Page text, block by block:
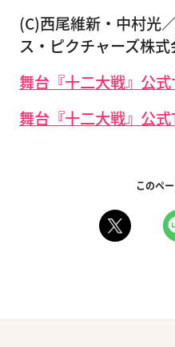
(C)西尾維新・中村光
ス・ピクチャーズ株
舞台『十二大戦』公式
舞台『十二大戦』公
このペ